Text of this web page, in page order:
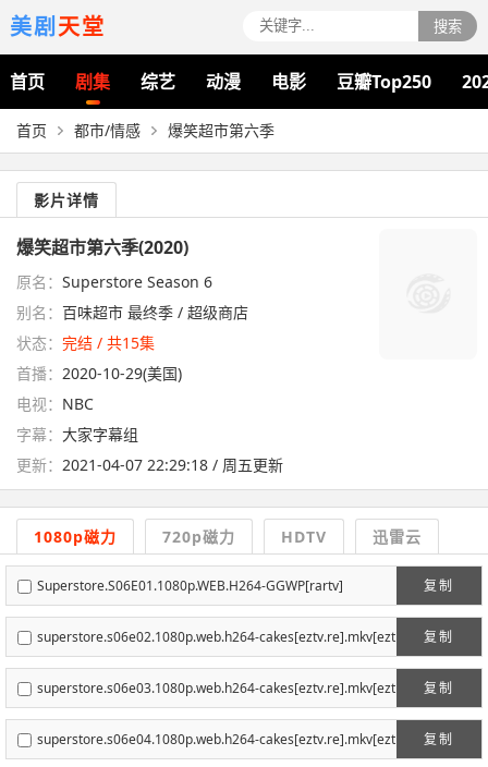
美剧天堂 搜索
首页 剧集 综艺 动漫 电影 豆瓣Top250
首页 都市/情感 爆笑超市第六季
影片详情
爆笑超市第六季(2020)
原名： Superstore Season 6
别名： 百味超市 最终季 / 超级商店
状态： 完结 / 共15集
首播： 2020-10-29(美国)
电视： NBC
字幕： 大家字幕组
更新： 2021-04-07 22:29:18 / 周五更新
1080p磁力 720p磁力 HDTV 迅雷云
复制
Superstore.S06E01.1080p.WEB.H264-GGWP[rartv]
复制
superstore.s06e02.1080p.web.h264-cakes[eztv.re].mkv[ezt
v]
复制
superstore.s06e03.1080p.web.h264-cakes[eztv.re].mkv[ezt
v]
复制
superstore.s06e04.1080p.web.h264-cakes[eztv.re].mkv[ezt